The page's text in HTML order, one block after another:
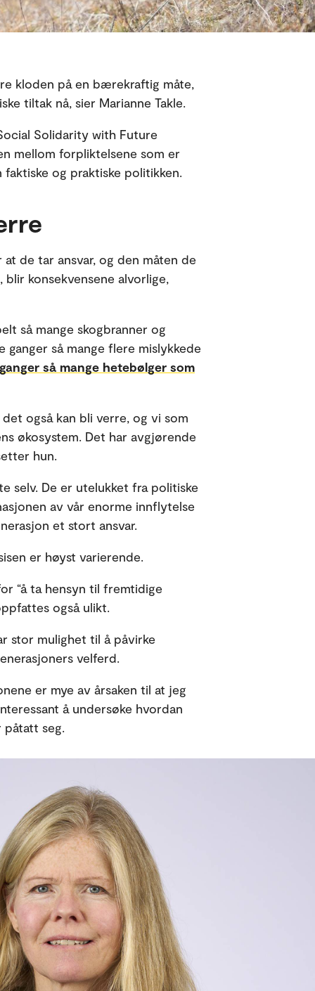
kloden på en bærekraftig måte,
tiltak nå, sier Marianne Takle.
Solidarity with Future
mellom forpliktelsene som er
og praktiske politikken.
de tar ansvar, og den måten de
konsekvensene alvorlige,
så mange skogbranner og
så mange flere mislykkede
så mange hetebølger som
også kan bli verre, og vi som
økosystem. Det har avgjørende
hun.
selv. De er utelukket fra politiske
av vår enorme innflytelse
et stort ansvar.
er høyst varierende.
“å ta hensyn til fremtidige
også ulikt.
stor mulighet til å påvirke
velferd.
er mye av årsaken til at jeg
å undersøke hvordan
seg.